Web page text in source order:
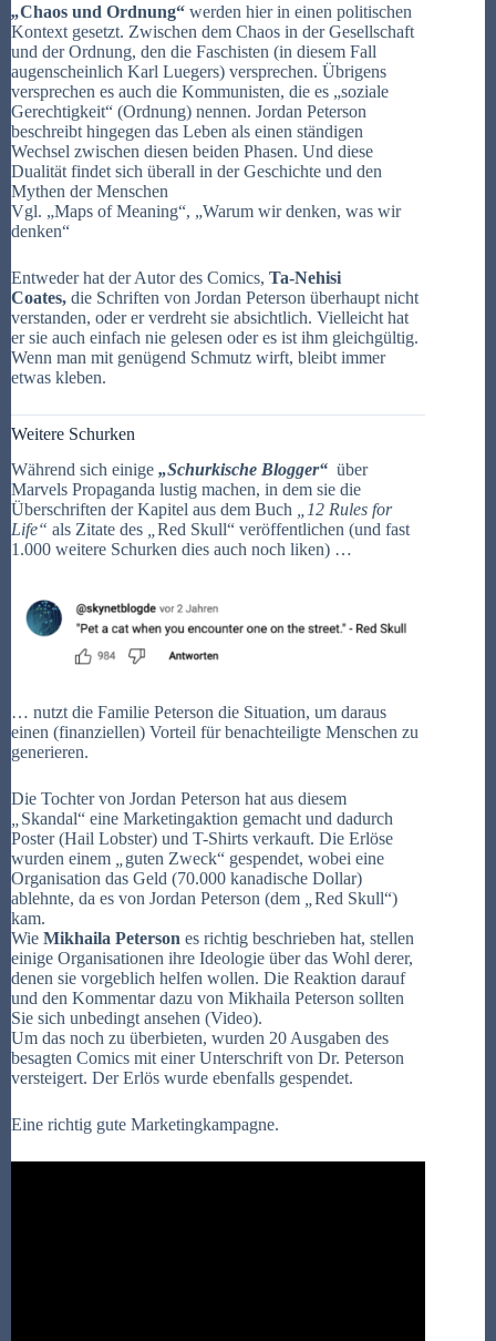
„Chaos und Ordnung“ werden hier in einen politischen
Kontext gesetzt. Zwischen dem Chaos in der Gesellschaft
und der Ordnung, den die Faschisten (in diesem Fall
augenscheinlich Karl Luegers) versprechen. Übrigens
versprechen es auch die Kommunisten, die es „soziale
Gerechtigkeit“ (Ordnung) nennen. Jordan Peterson
beschreibt hingegen das Leben als einen ständigen
Wechsel zwischen diesen beiden Phasen. Und diese
Dualität findet sich überall in der Geschichte und den
Mythen der Menschen
Vgl. „Maps of Meaning“, „Warum wir denken, was wir
denken“
Entweder hat der Autor des Comics, Ta-Nehisi
Coates, die Schriften von Jordan Peterson überhaupt nicht
verstanden, oder er verdreht sie absichtlich. Vielleicht hat
er sie auch einfach nie gelesen oder es ist ihm gleichgültig.
Wenn man mit genügend Schmutz wirft, bleibt immer
etwas kleben.
Weitere Schurken
Während sich einige „Schurkische Blogger“ über
Marvels Propaganda lustig machen, in dem sie die
Überschriften der Kapitel aus dem Buch „12 Rules for
Life“ als Zitate des „Red Skull“ veröffentlichen (und fast
1.000 weitere Schurken dies auch noch liken) …
… nutzt die Familie Peterson die Situation, um daraus
einen (finanziellen) Vorteil für benachteiligte Menschen zu
generieren.
Die Tochter von Jordan Peterson hat aus diesem
Skandal“ eine Marketingaktion gemacht und dadurch
Poster (Hail Lobster) und T-Shirts verkauft. Die Erlöse
wurden einem
guten Zweck“ gespendet, wobei eine
Organisation das Geld (70.000 kanadische Dollar)
ablehnte, da es von Jordan Peterson (dem
Red Skull“)
kam.
Wie Mikhaila Peterson es richtig beschrieben hat, stellen
einige Organisationen ihre Ideologie über das Wohl derer,
denen sie vorgeblich helfen wollen. Die Reaktion darauf
und den Kommentar dazu von Mikhaila Peterson sollten
Sie sich unbedingt ansehen (Video).
Um das noch zu überbieten, wurden 20 Ausgaben des
besagten Comics mit einer Unterschrift von Dr. Peterson
versteigert. Der Erlös wurde ebenfalls gespendet.
Eine richtig gute Marketingkampagne.